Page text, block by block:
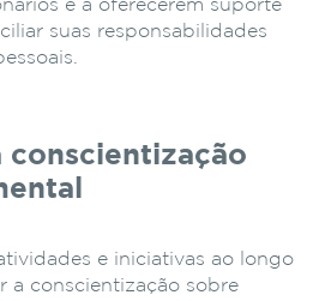
e a oferecerem suporte
suas responsabilidades
conscientização
e iniciativas ao longo
a conscientização sobre